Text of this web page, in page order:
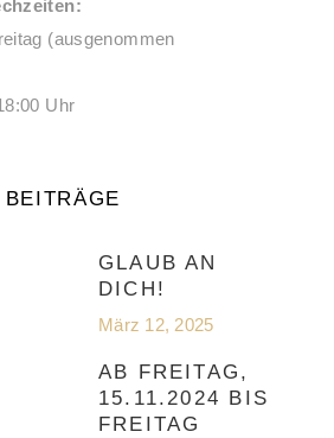
(ausgenommen
Uhr
GLAUB AN
DICH!
März 12, 2025
AB FREITAG,
15.11.2024 BIS
FREITAG